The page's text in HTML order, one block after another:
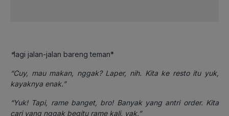
*lagi jalan-jalan bareng teman*
“Cuy, mau makan, nggak? Laper, nih. Kita ke resto itu yuk,
kayaknya enak.”
“Yuk! Tapi, rame banget, bro! Banyak yang antri order. Kita
cari yang nggak begitu rame kali, yak.”